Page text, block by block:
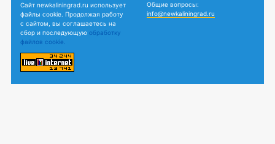
Сайт newkaliningrad.ru использует
файлы cookie. Продолжая работу
с сайтом, вы соглашаетесь на
сбор и последующую обработку
файлов cookie.
Общие вопросы:
info@newkaliningrad.ru